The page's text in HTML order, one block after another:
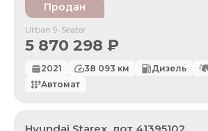
Продан
Urban 9-Seater
5 870 298 ₽
2021 38 093 км Дизель
Автомат